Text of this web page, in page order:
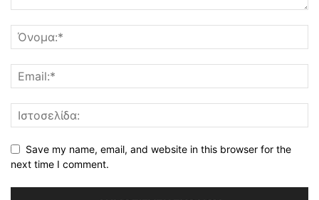
Save my name, email, and website in this browser for the
next time I comment.